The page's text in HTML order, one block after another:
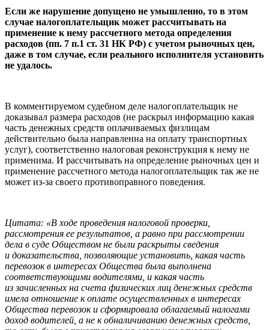
Если же нарушение допущено не умышленно, то в этом
случае налогоплательщик может рассчитывать на
применение к нему рассчетного метода определения
расходов (пп. 7 п.1 ст. 31 НК РФ) с учетом рыночных цен,
даже в том случае, если реального исполнителя установить
не удалось.
В комментируемом судебном деле налогоплательщик не
доказывал размера расходов (не раскрыл информацию какая
часть денежных средств оплачиваемых физлицам
действительно была направленна на оплату транспортных
услуг), соответственно налоговая реконструкция к нему не
применима. И рассчитывать на определение рыночных цен и
применение рассчетного метода налогоплательщик так же не
может из-за своего противоправного поведения.
Цитата: «В ходе проведения налоговой проверки,
рассмотрения ее результатов, а равно при рассмотрении
дела в суде Обществом не были раскрыты сведения
и доказательства, позволяющие установить, какая часть
перевозок в интересах Общества была выполнена
соответствующими водителями, и какая часть
из зачисленных на счета физических лиц денежных средств
имела отношение к оплате осуществленных в интересах
Общества перевозок и сформировала облагаемый налогами
доход водителей, а не к обналичиванию денежных средств,